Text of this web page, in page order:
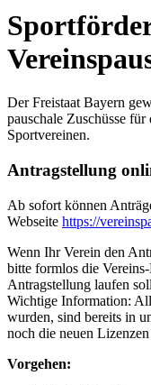
Der Freistaat Bayern
pauschale Zuschüsse
Sportvereinen.
Antragstellung
Ab sofort können
Webseite https://
Wenn Ihr Verein den
bitte formlos die
Antragstellung laufen
Wichtige Information:
wurden, sind bereits in
noch die neuen
Vorgehen: